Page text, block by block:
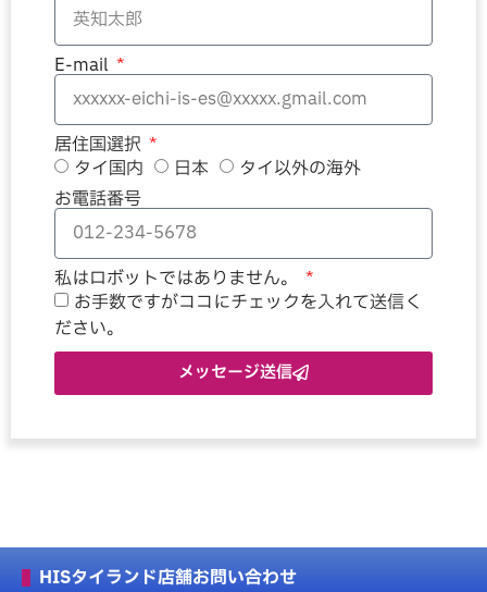
E-mail
居住国選択
タイ国内
日本
タイ以外の海外
お電話番号
私はロボットではありません。
お手数ですがココにチェックを入れて送信く
ださい。
メッセージ送信
HISタイランド店舗お問い合わせ